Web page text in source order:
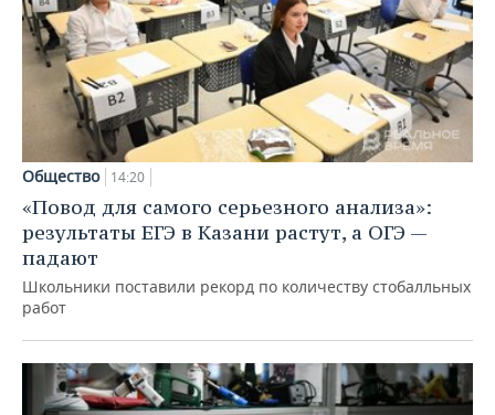
Общество 14:20
«Повод для самого серьезного анализа»:
результаты ЕГЭ в Казани растут, а ОГЭ —
падают
Школьники поставили рекорд по количеству стобалльных
работ